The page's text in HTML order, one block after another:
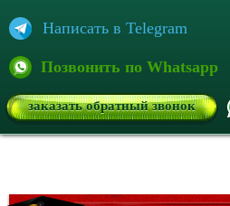
Написать в Telegram
Позвонить по Whatsapp
заказать обратный звонок